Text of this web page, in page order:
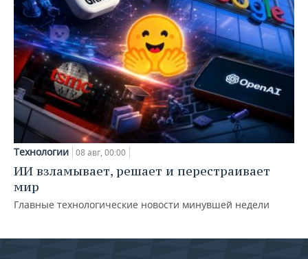
Технологии 08 авг, 00:00
ИИ взламывает, решает и перестраивает
мир
Главные технологические новости минувшей недели